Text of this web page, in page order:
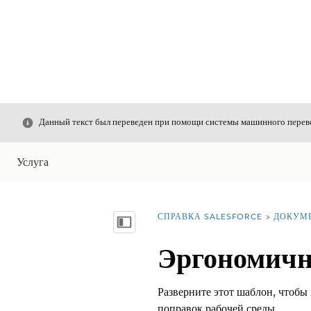
Закрыть
Данный текст был переведен при помощи системы машинного
Услуга
Показать содержание
Вы находитесь здесь:
СПРАВКА SALESFORCE
Разверните этот шаблон,